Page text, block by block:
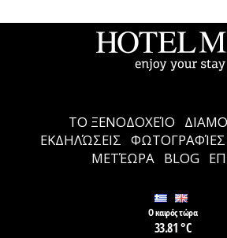
ΤΟ ΞΕΝΟΔΟΧΕΊΟ
ΕΚΔΗΛΏΣΕΙΣ ΦΩΤΟΓΡΑΦΊΕΣ
ΜΕΤΈΩΡΑ BLOG
Ο καιρός τώρα
33.81 °C